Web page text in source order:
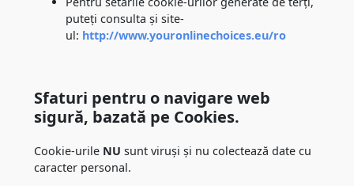
puteți consulta și site-
ul: http://www.youronlinechoices.eu/ro
Sfaturi pentru o navigare web
sigură, bazată pe Cookies.
Cookie-urile NU sunt viruși și nu colectează date cu
caracter personal.